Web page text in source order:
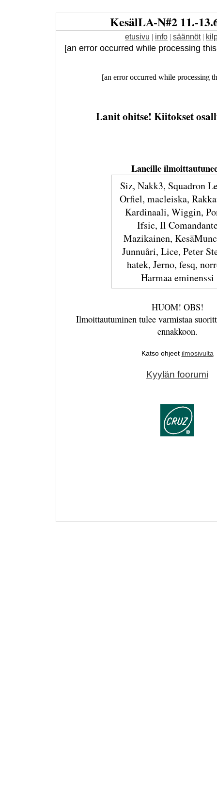
KesälLA-N#2 11.-
etusivu | info | säännöt |
[an error occurred while processing
[an error occurred while processing
Lanit ohitse! Kiitokset
Laneille
Siz, Nakk3, Squadron
Orfiel, macleiska,
Kardinaali, Wiggin,
Ifsic, Il
Mazikainen,
Junnuåri, Lice, Peter
hatek, Jerno, fesq,
Harmaa eminenssi
HUOM! OBS!
Ilmoittautuminen tulee varmistaa
ennakkoon.
Katso ohjeet ilmosivulta
Kyylän foorumi